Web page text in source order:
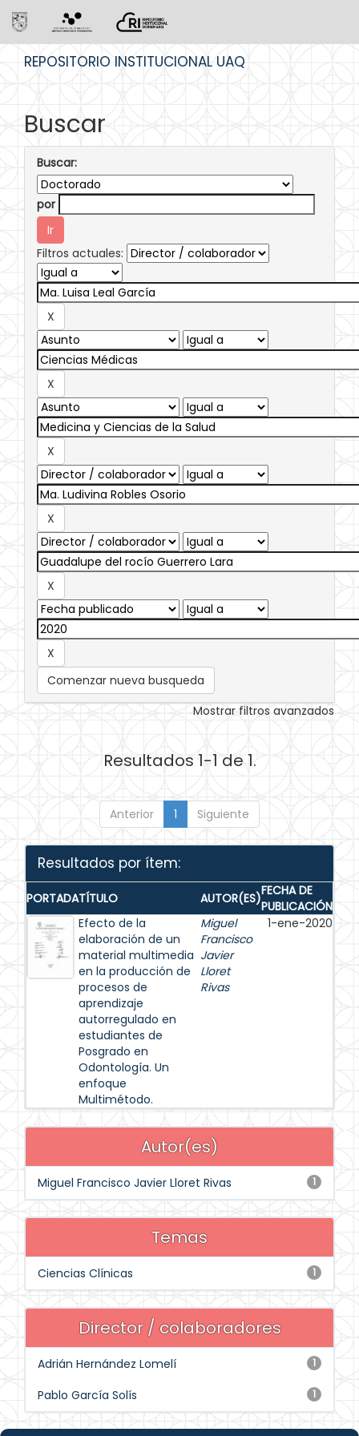
REPOSITORIO INSTITUCIONAL UAQ
Buscar
Buscar:
por
Filtros actuales:
Comenzar nueva busqueda
Mostrar filtros avanzados
Resultados 1-1 de 1.
Anterior 1 Siguiente
Resultados por ítem:
PORTADATÍTULO AUTOR(ES)FECHA DE
PUBLICACIÓN
Efecto de la
elaboración de un
material multimedia
en la producción de
procesos de
aprendizaje
autorregulado en
estudiantes de
Posgrado en
Odontología. Un
enfoque
Multimétodo.
Miguel
Francisco
Javier
Lloret
Rivas
1-ene-2020
Autor(es)
1
Miguel Francisco Javier Lloret Rivas
Temas
1
Ciencias Clínicas
Director / colaboradores
1
Adrián Hernández Lomelí
1
Pablo García Solís